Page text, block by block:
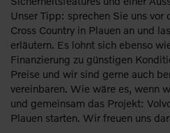
Unser Tipp: sprechen Sie uns vor
Cross Country in Plauen an und
erläutern. Es lohnt sich ebenso
Finanzierung zu günstigen
Preise und wir sind gerne auch
vereinbaren. Wie wäre es, wenn
und gemeinsam das Projekt:
Plauen starten. Wir freuen uns